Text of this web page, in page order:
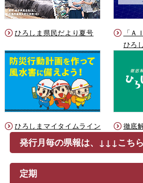
ひろしま県民だより夏号
「Ａ
ひろ
ひろしまマイタイムライン 徹底
発行月毎の県報は、↓↓↓こち
定期